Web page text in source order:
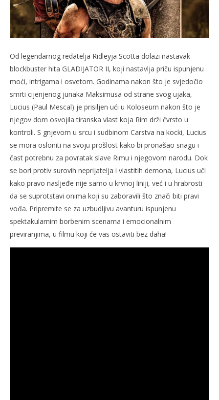
28.11.2024.
slatina.net
Od legendarnog redatelja Ridleyja Scotta dolazi nastavak
blockbuster hita GLADIJATOR II, koji nastavlja priču ispunjenu
moći, intrigama i osvetom. Godinama nakon što je svjedočio
smrti cijenjenog junaka Maksimusa od strane svog ujaka,
Lucius (Paul Mescal) je prisiljen ući u Koloseum nakon što je
njegov dom osvojila tiranska vlast koja Rim drži čvrsto u
kontroli. S gnjevom u srcu i sudbinom Carstva na kocki, Lucius
se mora osloniti na svoju prošlost kako bi pronašao snagu i
čast potrebnu za povratak slave Rimu i njegovom narodu. Dok
se bori protiv surovih neprijatelja i vlastitih demona, Lucius uči
kako pravo nasljeđe nije samo u krvnoj liniji, već i u hrabrosti
da se suprotstavi onima koji su zaboravili što znači biti pravi
vođa. Pripremite se za uzbudljivu avanturu ispunjenu
spektakularnim borbenim scenama i emocionalnim
previranjima, u filmu koji će vas ostaviti bez daha!